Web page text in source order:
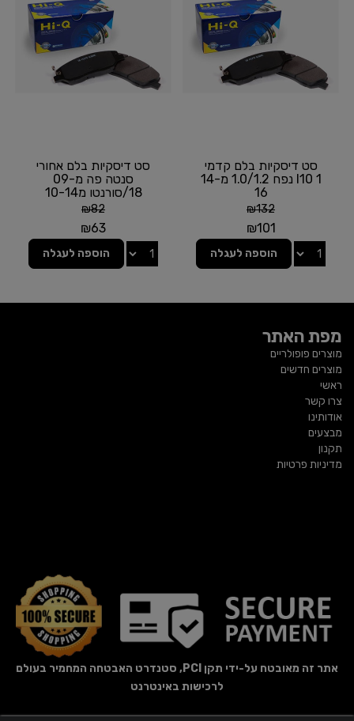
סט דיסקיות בלם קדמי
I10 1 נפח 1.0/1.2 מ14-
16
₪132
₪101
הוספה לעגלה
סט דיסקיות בלם אחורי
סנטה פה מ09-
18/סורנטו מ10-14
₪82
₪63
הוספה לעגלה
מפת האתר
מוצרים פופולריים
מוצרים חדשים
ראשי
צרו קשר
אודותינו
מבצעים
תקנון
מדיניות פרטיות
אתר זה מאובטח על-ידי תקן PCI, סטנדרט האבטחה המחמיר בעולם
לרכישות באינטרנט